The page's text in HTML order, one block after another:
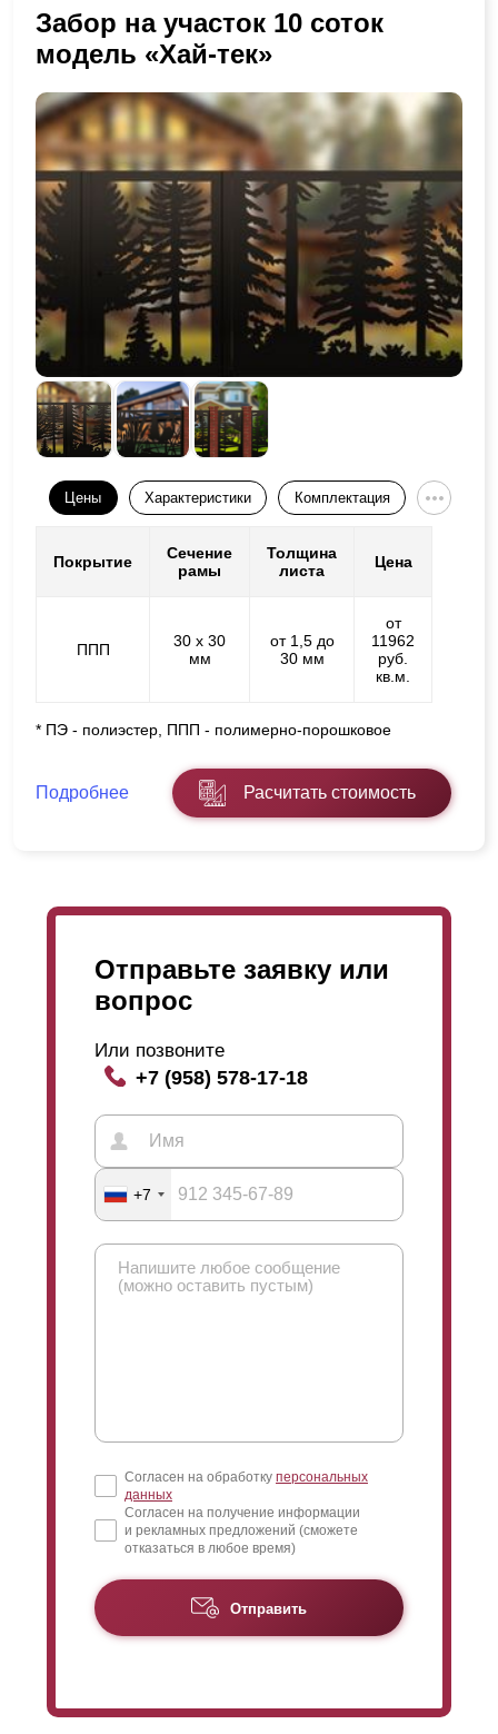
Забор на участок 10 соток
модель «Хай-тек»
Цены Характеристики Комплектация
Покрытие
Сечение
рамы
Толщина
листа
Цена
ППП
30 х 30
мм
от 1,5 до
30 мм
от
11962
руб.
кв.м.
* ПЭ - полиэстер, ППП - полимерно-порошковое
Подробнее Расчитать стоимость
Отправьте заявку или
вопрос
Или позвоните
+7 (958) 578-17-18
+7
Согласен на обработку персональных
данных
Согласен на получение информации
и рекламных предложений (сможете
отказаться в любое время)
Отправить